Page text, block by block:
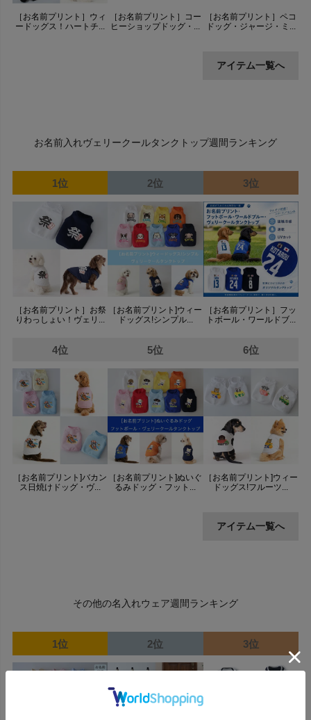
［お名前プリント］ウィ
ードッグス！ハートチ...
［お名前プリント］コー
ヒーショップドッグ・...
［お名前プリント］ペコ
ドッグ・ジャージ・ミ...
アイテム一覧へ
お名前入れヴェリークールタンクトップ週間ランキング
1位
［お名前プリント］お祭
りわっしょい！ヴェリ...
2位
［お名前プリント]ウィー
ドッグス!シンプル...
3位
［お名前プリント］フッ
トボール・ワールドブ...
4位
［お名前プリント]バカン
ス日焼けドッグ・ヴ...
5位
［お名前プリント]ぬいぐ
るみドッグ・フット...
6位
［お名前プリント]ウィー
ドッグス!フルーツ...
アイテム一覧へ
その他の名入れウェア週間ランキング
1位 2位 3位